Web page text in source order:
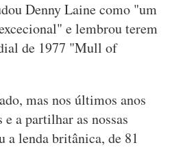
Denny Laine como "um
e lembrou terem
de 1977 "Mull of
mas nos últimos anos
a partilhar as nossas
a lenda britânica, de 81